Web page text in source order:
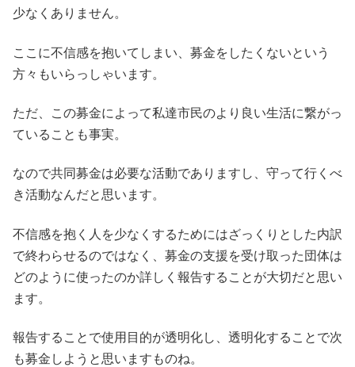
少なくありません。
ここに不信感を抱いてしまい、募金をしたくないという
方々もいらっしゃいます。
ただ、この募金によって私達市民のより良い生活に繋がっ
ていることも事実。
なので共同募金は必要な活動でありますし、守って行くべ
き活動なんだと思います。
不信感を抱く人を少なくするためにはざっくりとした内訳
で終わらせるのではなく、募金の支援を受け取った団体は
どのように使ったのか詳しく報告することが大切だと思い
ます。
報告することで使用目的が透明化し、透明化することで次
も募金しようと思いますものね。